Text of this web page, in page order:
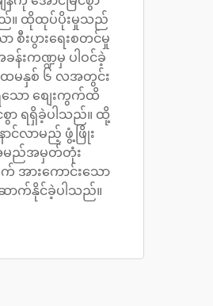
ည်။ ထိုထုပ်ပိုးမှုသည်
စီးပွားရေးစတင်မှု
န်းကဏ္ဍမှ ပါဝင်ခဲ့
ထမနှစ် ၆ လအတွင်း
ော စျေးကွက်ထိ
ာ ရရှိခဲ့ပါသည်။ ထို့
ာင်လာမည့် ဖွံ့ဖြိုး
မည်အမှတ်တုံး
ားကောင်းသော
က်နိုင်ခဲ့ပါသည်။